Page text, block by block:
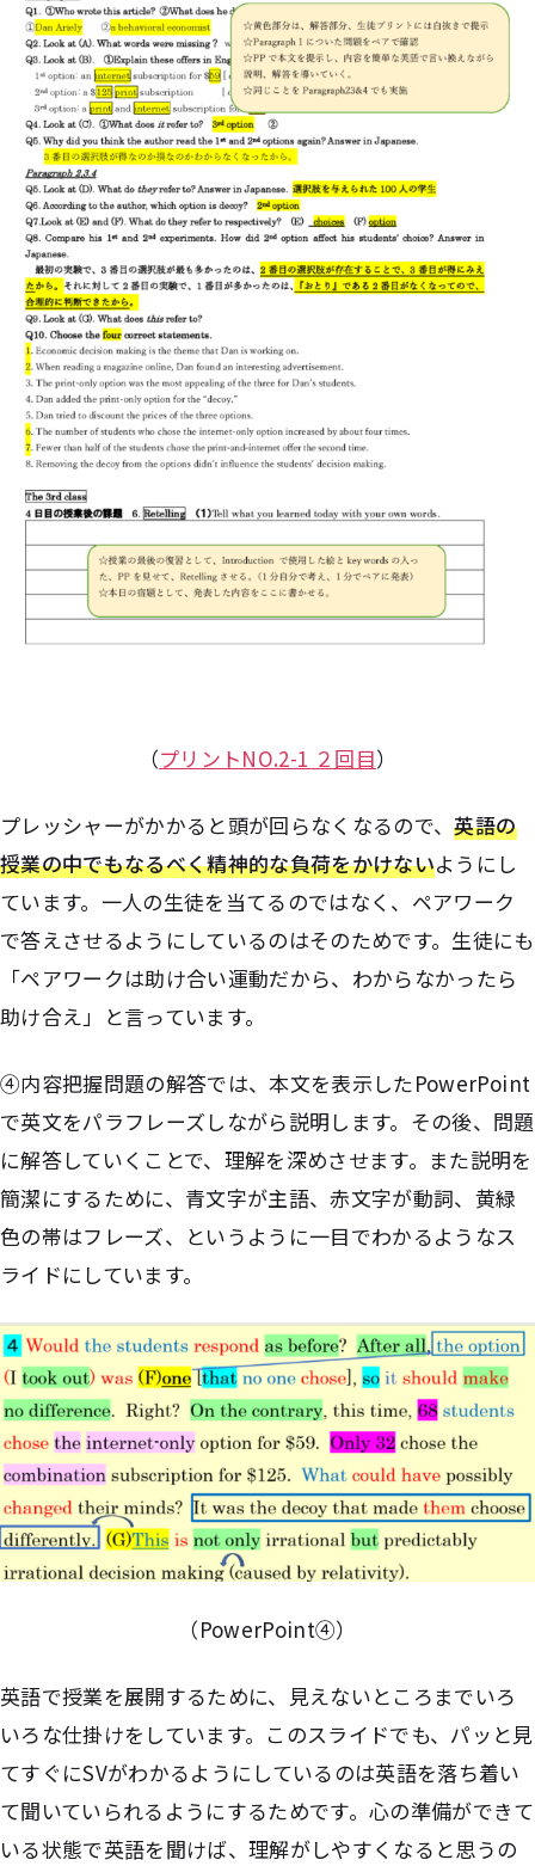
（プリントNO.2-1 ２回目）
プレッシャーがかかると頭が回らなくなるので、英語の
授業の中でもなるべく精神的な負荷をかけないようにし
ています。一人の生徒を当てるのではなく、ペアワーク
で答えさせるようにしているのはそのためです。生徒にも
「ペアワークは助け合い運動だから、わからなかったら
助け合え」と言っています。
④内容把握問題の解答では、本文を表示したPowerPoint
で英文をパラフレーズしながら説明します。その後、問題
に解答していくことで、理解を深めさせます。また説明を
簡潔にするために、青文字が主語、赤文字が動詞、黄緑
色の帯はフレーズ、というように一目でわかるようなス
ライドにしています。
（PowerPoint④）
英語で授業を展開するために、見えないところまでいろ
いろな仕掛けをしています。このスライドでも、パッと見
てすぐにSVがわかるようにしているのは英語を落ち着い
て聞いていられるようにするためです。心の準備ができて
いる状態で英語を聞けば、理解がしやすくなると思うの